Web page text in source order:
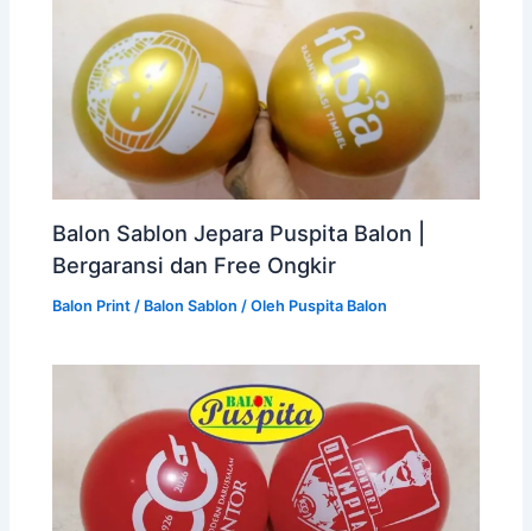
Balon Sablon Jepara Puspita Balon |
Bergaransi dan Free Ongkir
Balon Print / Balon Sablon / Oleh Puspita Balon